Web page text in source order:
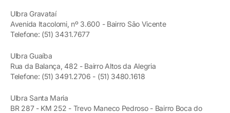
Ulbra Gravataí
Avenida Itacolomi, nº 3.600 - Bairro São Vicente
Telefone: (51) 3431.7677
Ulbra Guaíba
Rua da Balança, 482 - Bairro Altos da Alegria
Telefone: (51) 3491.2706 - (51) 3480.1618
Ulbra Santa Maria
BR 287 - KM 252 - Trevo Maneco Pedroso - Bairro Boca do